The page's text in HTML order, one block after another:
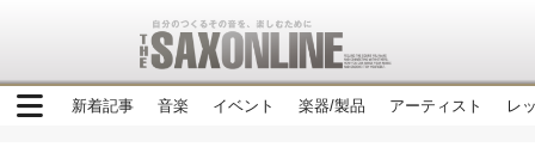
新着記事 音楽 イベント 楽器/製品 アーティスト レ